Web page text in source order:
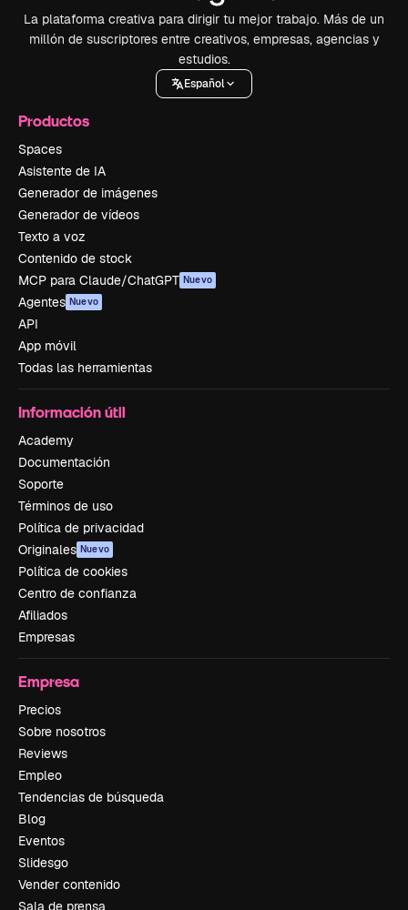
La plataforma creativa para dirigir tu mejor trabajo. Más de un
millón de suscriptores entre creativos, empresas, agencias y
estudios.
Español
Productos
Spaces
Asistente de IA
Generador de imágenes
Generador de vídeos
Texto a voz
Contenido de stock
MCP para Claude/ChatGPT Nuevo
Agentes Nuevo
API
App móvil
Todas las herramientas
Información útil
Academy
Documentación
Soporte
Términos de uso
Política de privacidad
Originales Nuevo
Política de cookies
Centro de confianza
Afiliados
Empresas
Empresa
Precios
Sobre nosotros
Reviews
Empleo
Tendencias de búsqueda
Blog
Eventos
Slidesgo
Vender contenido
Sala de prensa